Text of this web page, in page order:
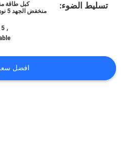
اقتباس
تسليط الضوء:
,
5 Core low voltage electrical wire
افضل